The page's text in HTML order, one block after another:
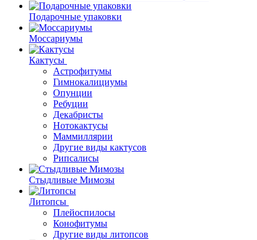
Подарочные упаковки
Моссариумы
Кактусы
Астрофитумы
Гимнокалициумы
Опунции
Ребуции
Декабристы
Нотокактусы
Маммиллярии
Другие виды кактусов
Рипсалисы
Стыдливые Мимозы
Литопсы
Плейоспилосы
Конофитумы
Другие виды литопсов